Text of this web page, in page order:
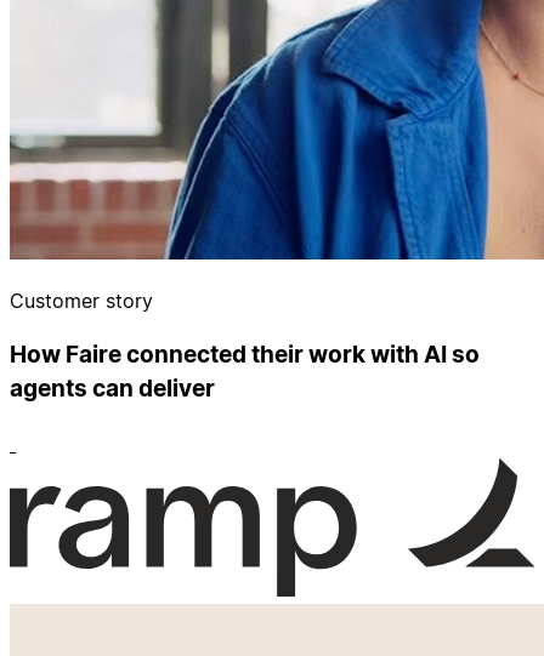
Customer story
How Faire connected their work with AI so
agents can deliver